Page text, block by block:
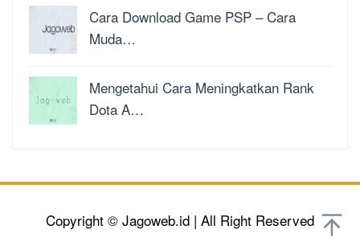
Cara Download Game PSP – Cara
Muda…
Mengetahui Cara Meningkatkan Rank
Dota A…
Copyright © Jagoweb.id | All Right Reserved